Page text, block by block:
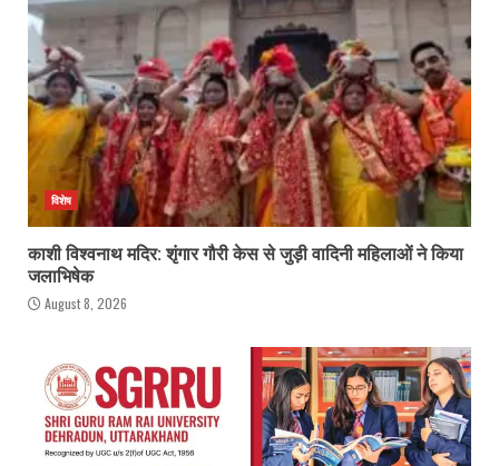
विशेष
काशी विश्वनाथ मदिर: शृंगार गौरी केस से जुड़ी वादिनी महिलाओं ने किया
जलाभिषेक
August 8, 2026